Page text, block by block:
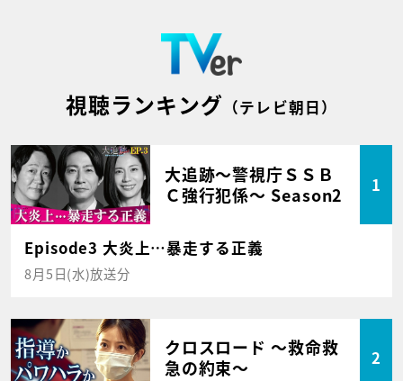
視聴ランキング （テレビ朝日）
大追跡～警視庁ＳＳＢ
Ｃ強行犯係～ Season2
1
Episode3 大炎上…暴走する正義
8月5日(水)放送分
クロスロード ～救命救
急の約束～
2